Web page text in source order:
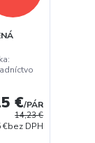
14,23 €
€/PÁR
€bez DPH